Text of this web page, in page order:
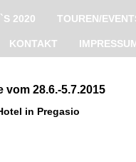
2020 TOUREN/
KONTAKT
vom 28.6.-5.7.2015
in Pregasio